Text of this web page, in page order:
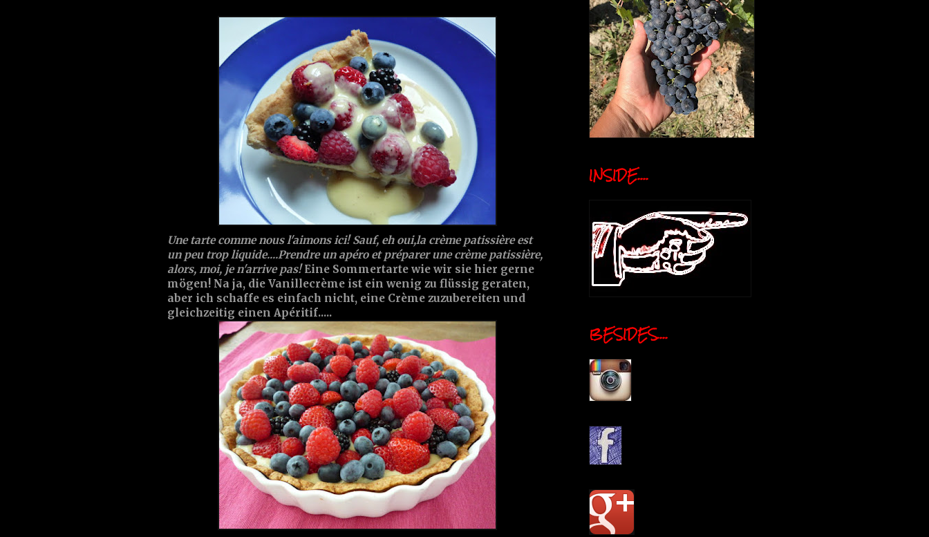
Une tarte comme nous l'aimons ici! Sauf, eh oui,la crème patissière est
un peu trop liquide....Prendre un apéro et préparer une crème patissière,
alors, moi, je n'arrive pas!Eine Sommertarte wie wir sie hier gerne
mögen! Na ja, die Vanillecrème ist ein wenig zu flüssig geraten,
aber ich schaffe es einfach nicht, eine Crème zuzubereiten und
gleichzeitig einen Apéritif.....
INSIDE....
BESIDES....